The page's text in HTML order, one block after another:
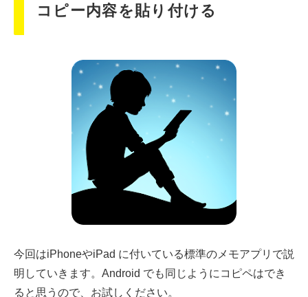
コピー内容を貼り付ける
今回はiPhoneやiPad に付いている標準のメモアプリで説
明していきます。Android でも同じようにコピペはでき
ると思うので、お試しください。